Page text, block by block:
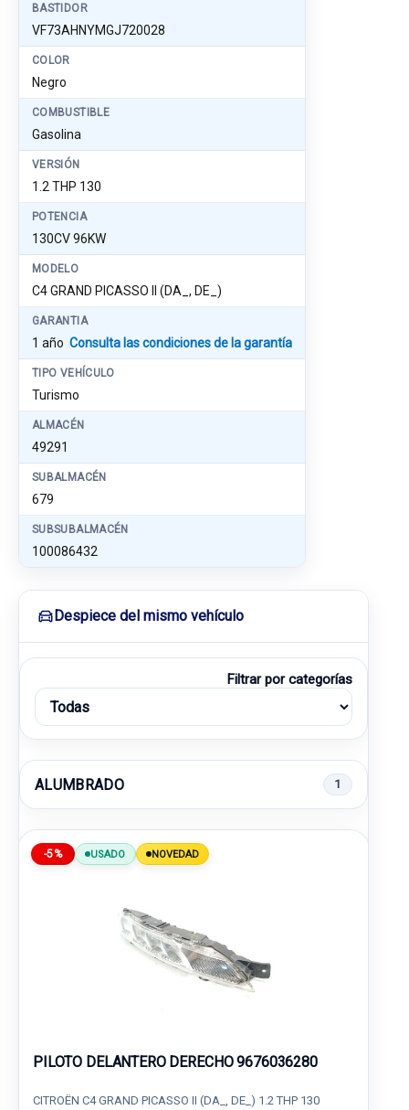
BASTIDOR
VF73AHNYMGJ720028
COLOR
Negro
COMBUSTIBLE
Gasolina
VERSIÓN
1.2 THP 130
POTENCIA
130CV 96KW
MODELO
C4 GRAND PICASSO II (DA_, DE_)
GARANTIA
1 año Consulta las condiciones de la garantía
TIPO VEHÍCULO
Turismo
ALMACÉN
49291
SUBALMACÉN
679
SUBSUBALMACÉN
100086432
Despiece del mismo vehículo
Filtrar por categorías
ALUMBRADO 1
-5% USADO NOVEDAD
PILOTO DELANTERO DERECHO 9676036280
CITROËN C4 GRAND PICASSO II (DA_, DE_) 1.2 THP 130